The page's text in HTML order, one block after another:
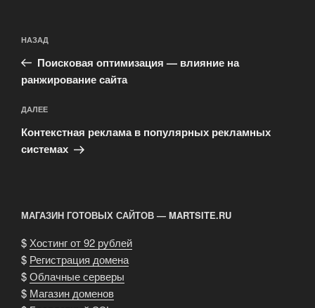
по
записям
Предыдущая
запись:
НАЗАД
Поисковая оптимизация — влияние на
ранжирование сайта
Следующая
запись
ДАЛЕЕ
Контекстная реклама в популярных рекламных
системах
МАГАЗИН ГОТОВЫХ САЙТОВ — MARTSITE.RU
$ Хостинг от 92 рублей
$ Регистрация домена
$Облачные серверы
$ Магазин доменов